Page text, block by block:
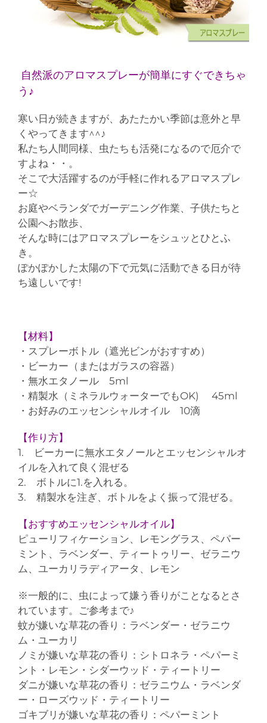
自然派のアロマスプレーが簡単にすぐできちゃ
う♪
寒い日が続きますが、あたたかい季節は意外と早
くやってきます^^♪
私たち人間同様、虫たちも活発になるので厄介で
すよね・・。
そこで大活躍するのが手軽に作れるアロマスプレ
ー☆
お庭やベランダでガーデニング作業、子供たちと
公園へお散歩、
そんな時にはアロマスプレーをシュッとひとふ
き。
ぽかぽかした太陽の下で元気に活動できる日が待
ち遠しいです!
【材料】
・スプレーボトル（遮光ビンがおすすめ）
・ビーカー（またはガラスの容器）
・無水エタノール 5ml
・精製水（ミネラルウォーターでもOK) 45ml
・お好みのエッセンシャルオイル 10滴
【作り方】
1. ビーカーに無水エタノールとエッセンシャルオ
イルを入れて良く混ぜる
2. ボトルに1.を入れる。
3. 精製水を注ぎ、ボトルをよく振って混ぜる。
【おすすめエッセンシャルオイル】
ピューリフィケーション、レモングラス、ペパー
ミント、ラベンダー、ティートゥリー、ゼラニウ
ム、ユーカリラディアータ、レモン
※一般的に、虫によって嫌う香りがことなるとさ
れています。ご参考まで♪
蚊が嫌いな草花の香り：ラベンダー・ゼラニウ
ム・ユーカリ
ノミが嫌いな草花の香り：シトロネラ・ペパーミ
ント・レモン・シダーウッド・ティートリー
ダニが嫌いな草花の香り：ゼラニウム・ラベンダ
ー・ローズウッド・ティートリー
ゴキブリが嫌いな草花の香り：ペパーミント